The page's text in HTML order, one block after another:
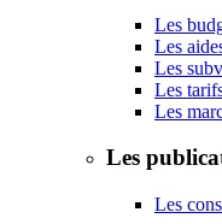
Les
Les
Les
Les
Les
Les
Les